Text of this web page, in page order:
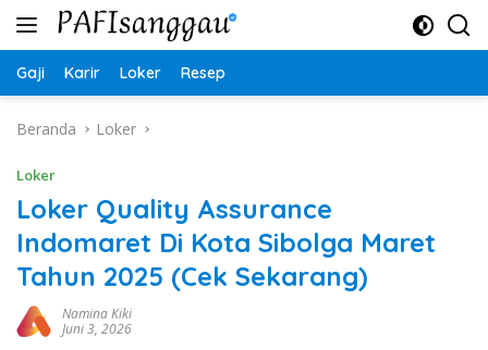
Langsung
Gaji Karir Loker Resep
Beranda Loker
Loker
Loker Quality Assurance
Indomaret Di Kota Sibolga Maret
Tahun 2025 (Cek Sekarang)
Namina Kiki
Juni 3, 2026